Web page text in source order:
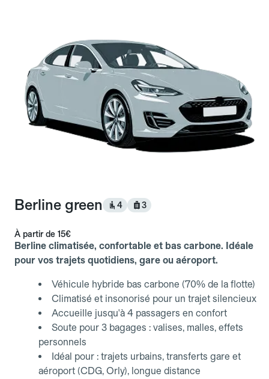
Berline green 4 3
À partir de 15€
Berline climatisée, confortable et bas carbone. Idéale
pour vos trajets quotidiens, gare ou aéroport.
Véhicule hybride bas carbone (70% de la flotte)
Climatisé et insonorisé pour un trajet silencieux
Accueille jusqu'à 4 passagers en confort
Soute pour 3 bagages : valises, malles, effets
personnels
Idéal pour : trajets urbains, transferts gare et
aéroport (CDG, Orly), longue distance